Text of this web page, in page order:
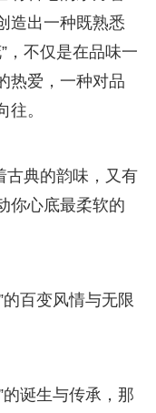
造出一种既熟悉
，不仅是在品味一
热爱，一种对品
。
古典的韵味，又有
你心底最柔软的
百变风情与无限
诞生与传承，那